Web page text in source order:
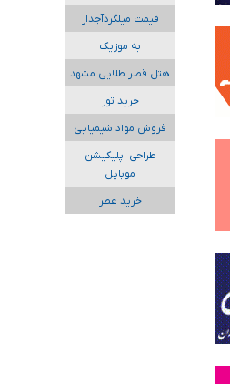
قیمت میلگردآجدار
به موزیک
هتل قصر طلایی مشهد
خرید تور
فروش مواد شیمیایی
طراحی اپلیکیشن
موبایل
خرید عطر